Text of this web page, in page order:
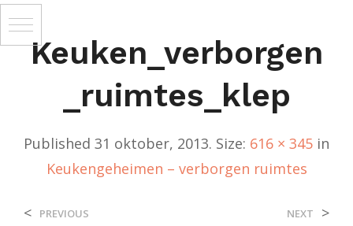
Keuken_verborgen
_ruimtes_klep
Published 31 oktober, 2013. Size: 616 × 345 in
Keukengeheimen – verborgen ruimtes
< PREVIOUS NEXT >